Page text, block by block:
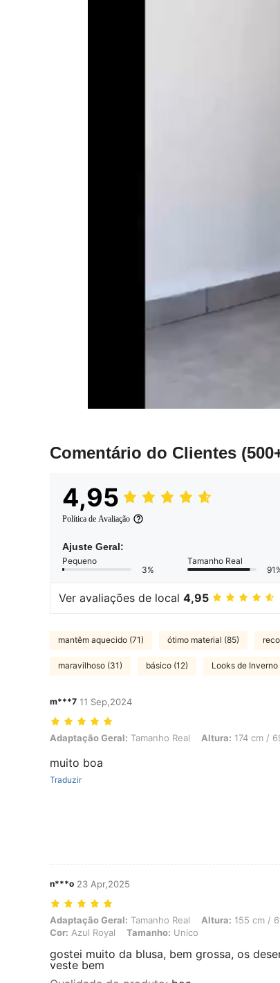
Comentário do Clientes
4,95
Política de Avaliação
Ajuste Geral:
Pequeno
3%
Tamanho Real
Ver avaliações de local 4,95
mantêm aquecido (71) ótimo material (85)
maravilhoso (31) básico (12) Looks de Inverno
m***7 11 Sep,2024
Adaptação Geral: Tamanho Real, Altura: 174 cm / 69 in,
Adaptação Geral: Tamanho Real Altura: 174 cm /
muito boa
Traduzir
n***o 23 Apr,2025
Adaptação Geral: Tamanho Real, Altura: 155 cm / 61 in,
Adaptação Geral: Tamanho Real Altura: 155 cm /
Cor: Azul Royal Tamanho: Unico
gostei muito da blusa, bem grossa, os
veste bem